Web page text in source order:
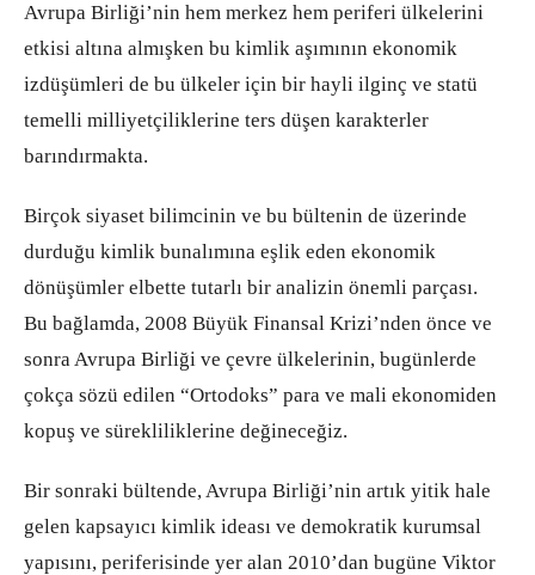
Avrupa Birliği’nin hem merkez hem periferi ülkelerini
etkisi altına almışken bu kimlik aşımının ekonomik
izdüşümleri de bu ülkeler için bir hayli ilginç ve statü
temelli milliyetçiliklerine ters düşen karakterler
barındırmakta.
Birçok siyaset bilimcinin ve bu bültenin de üzerinde
durduğu kimlik bunalımına eşlik eden ekonomik
dönüşümler elbette tutarlı bir analizin önemli parçası.
Bu bağlamda, 2008 Büyük Finansal Krizi’nden önce ve
sonra Avrupa Birliği ve çevre ülkelerinin, bugünlerde
çokça sözü edilen “Ortodoks” para ve mali ekonomiden
kopuş ve sürekliliklerine değineceğiz.
Bir sonraki bültende, Avrupa Birliği’nin artık yitik hale
gelen kapsayıcı kimlik ideası ve demokratik kurumsal
yapısını, periferisinde yer alan 2010’dan bugüne Viktor